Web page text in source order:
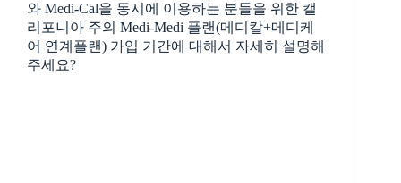
와 Medi-Cal을 동시에 이용하는 분들을 위한 캘
리포니아 주의 Medi-Medi 플랜(메디칼+메디케
어 연계플랜) 가입 기간에 대해서 자세히 설명해
주세요?